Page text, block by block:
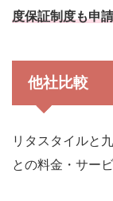
度保証制度も申
他社比較
リタスタイルと
との料金・サー